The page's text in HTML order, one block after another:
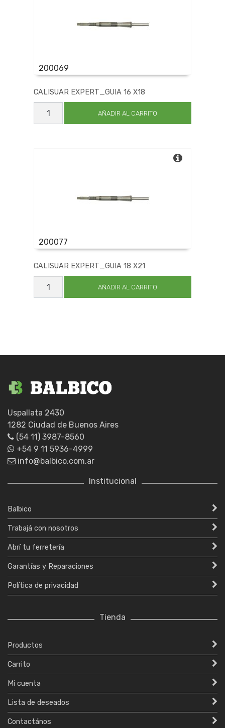
200069
CALISUAR EXPERT_GUIA 16 X18
CALISUAR
EXPERT_GUIA
16
AÑADIR AL CARRITO
200077
CALISUAR EXPERT_GUIA 18 X21
CALISUAR
EXPERT_GUIA
18
AÑADIR AL CARRITO
Uspallata 2430
1282 Ciudad de Buenos Aires
(54 11) 3987-8560
+54 9 11 5936-4999
info@balbico.com.ar
Institucional
Balbico
Trabajá con nosotros
Abrí tu ferretería
Garantías y Reparaciones
Política de privacidad
Tienda
Productos
Carrito
Mi cuenta
Lista de deseados
Contactános